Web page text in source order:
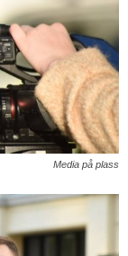
Media på plass